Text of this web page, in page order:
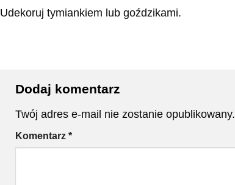
Udekoruj tymiankiem lub goździkami.
Dodaj komentarz
Twój adres e-mail nie zostanie opublikowany.
Komentarz *